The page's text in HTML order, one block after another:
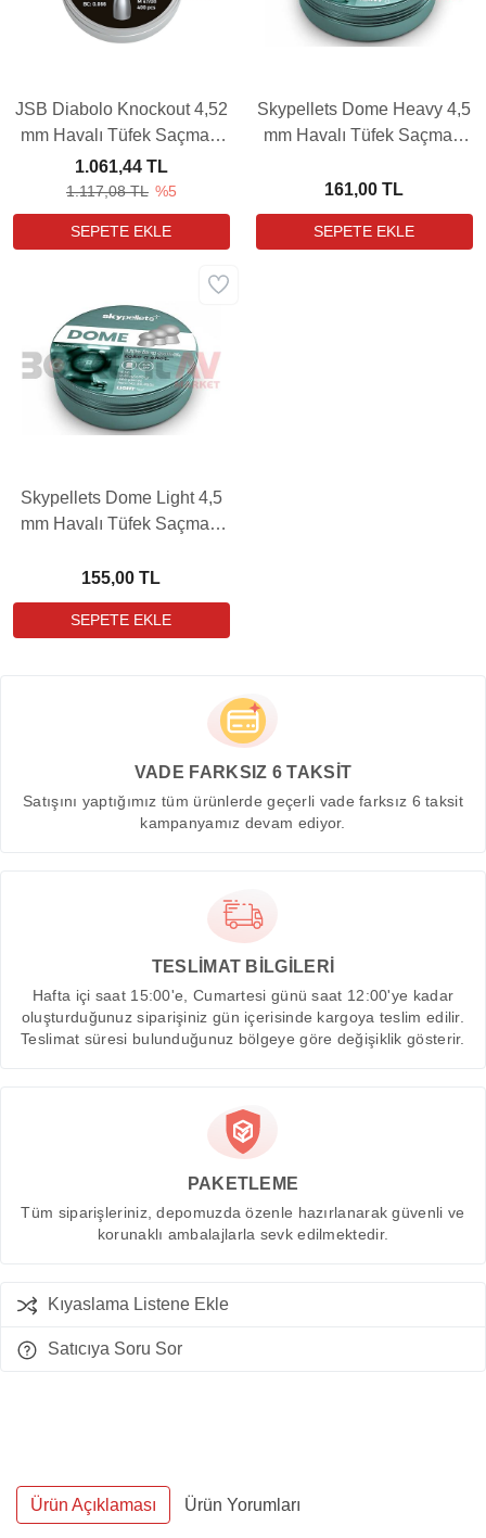
JSB Diabolo Knockout 4,52
mm Havalı Tüfek Saçması
(13,43Grain - 400 Adet)
1.117,08 TL %5
1.061,44 TL
Skypellets Dome Heavy 4,5
mm Havalı Tüfek Saçması
161,00 TL
Skypellets Dome Light 4,5
mm Havalı Tüfek Saçması
155,00 TL
VADE FARKSIZ 6 TAKSİT
Satışını yaptığımız tüm ürünlerde geçerli vade farksız 6 taksit
kampanyamız devam ediyor.
TESLİMAT BİLGİLERİ
Hafta içi saat 15:00'e, Cumartesi günü saat 12:00'ye kadar
oluşturduğunuz siparişiniz gün içerisinde kargoya teslim edilir.
Teslimat süresi bulunduğunuz bölgeye göre değişiklik gösterir.
PAKETLEME
Tüm siparişleriniz, depomuzda özenle hazırlanarak güvenli ve
korunaklı ambalajlarla sevk edilmektedir.
Kıyaslama Listene Ekle
Satıcıya Soru Sor
Ürün Açıklaması Ürün Yorumları